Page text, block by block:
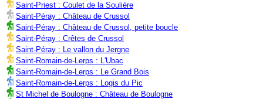
Saint-Priest : Coulet de la Soulière
Saint-Péray : Château de Crussol
Saint-Péray : Château de Crussol, petite boucle
Saint-Péray : Crêtes de Crussol
Saint-Péray : Le vallon du Jergne
Saint-Romain-de-Lerps : L'Ubac
Saint-Romain-de-Lerps : Le Grand Bois
Saint-Romain-de-Lerps : Logis du Pic
St Michel de Boulogne : Château de Boulogne